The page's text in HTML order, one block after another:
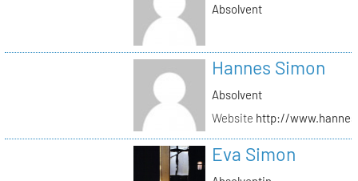
Absolvent
Hannes Simon
Absolvent
Website http://
Eva Simon